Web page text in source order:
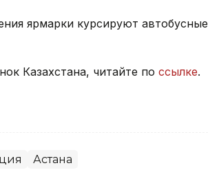
ярмарки курсируют автобусные
Казахстана, читайте по ссылке.
Астана